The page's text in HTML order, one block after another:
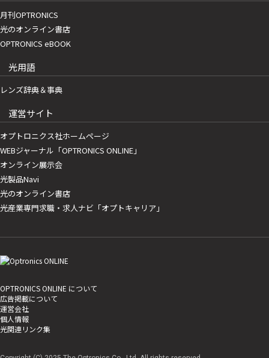
月刊OPTRONICS
光のオンライン書店
OPTRONICS eBOOK
光用語
レンズ辞典＆事典
運営サイト
オプトロニクス社ホームページ
WEBジャーナル「OPTRONICS ONLINE」
オンライン展示会
光製品Navi
光のオンライン書店
光産業専門求職・求人ナビ「オプトキャリア」
OPTRONICS ONLINE について
広告掲載について
運営会社
個人情報
光関連リンク集